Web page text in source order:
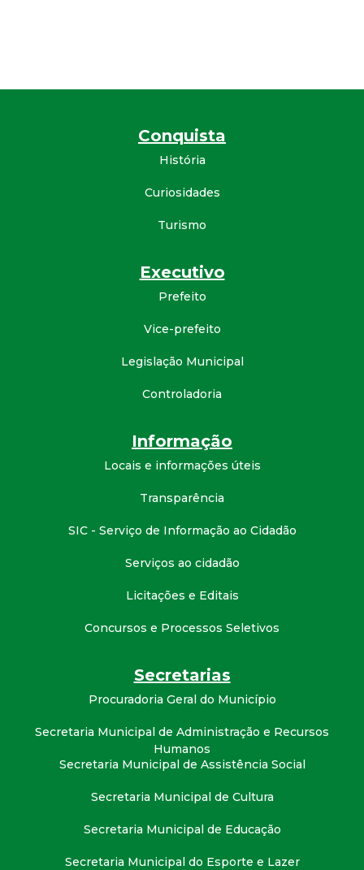
o
Conquista
História
Curiosidades
Turismo
Executivo
Prefeito
Vice-prefeito
Legislação Municipal
Controladoria
Informação
Locais e informações úteis
Transparência
SIC - Serviço de Informação ao Cidadão
Serviços ao cidadão
Licitações e Editais
Concursos e Processos Seletivos
Secretarias
Procuradoria Geral do Município
Secretaria Municipal de Administração e Recursos
Humanos
Secretaria Municipal de Assistência Social
Secretaria Municipal de Cultura
Secretaria Municipal de Educação
Secretaria Municipal do Esporte e Lazer